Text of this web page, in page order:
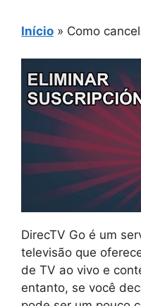
Início » Como
DirecTV Go é um
televisão que
de TV ao vivo e
entanto, se você